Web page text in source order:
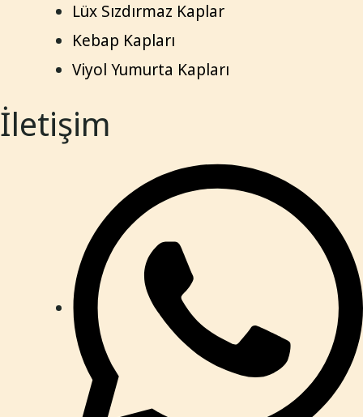
Lüx Sızdırmaz Kaplar
Kebap Kapları
Viyol Yumurta Kapları
İletişim